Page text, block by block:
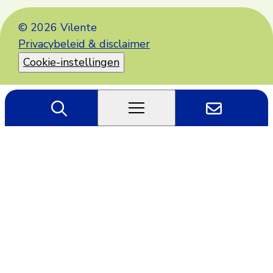
© 2026 Vilente
Privacybeleid & disclaimer
Cookie-instellingen